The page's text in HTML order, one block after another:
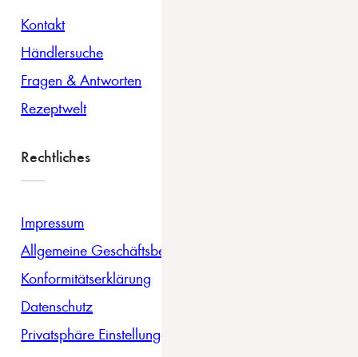
Kontakt
Händlersuche
Fragen & Antworten
Rezeptwelt
Rechtliches
Impressum
Allgemeine Geschäftsbedingungen
Konformitätserklärung
Datenschutz
Privatsphäre Einstellungen